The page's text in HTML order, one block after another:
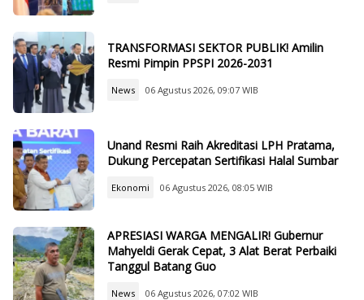
TRANSFORMASI SEKTOR PUBLIK! Amilin
Resmi Pimpin PPSPI 2026-2031
News 06 Agustus 2026, 09:07 WIB
Unand Resmi Raih Akreditasi LPH Pratama,
Dukung Percepatan Sertifikasi Halal Sumbar
Ekonomi 06 Agustus 2026, 08:05 WIB
APRESIASI WARGA MENGALIR! Gubernur
Mahyeldi Gerak Cepat, 3 Alat Berat Perbaiki
Tanggul Batang Guo
News 06 Agustus 2026, 07:02 WIB